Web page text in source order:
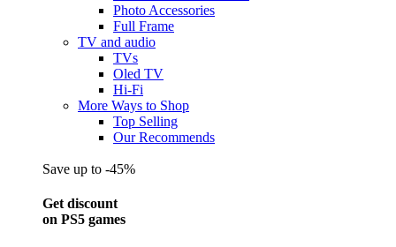
Photo Accessories
Full Frame
TV and audio
TVs
Oled TV
Hi-Fi
More Ways to Shop
Top Selling
Our Recommends
Save up to -45%
Get discount
on PS5 games